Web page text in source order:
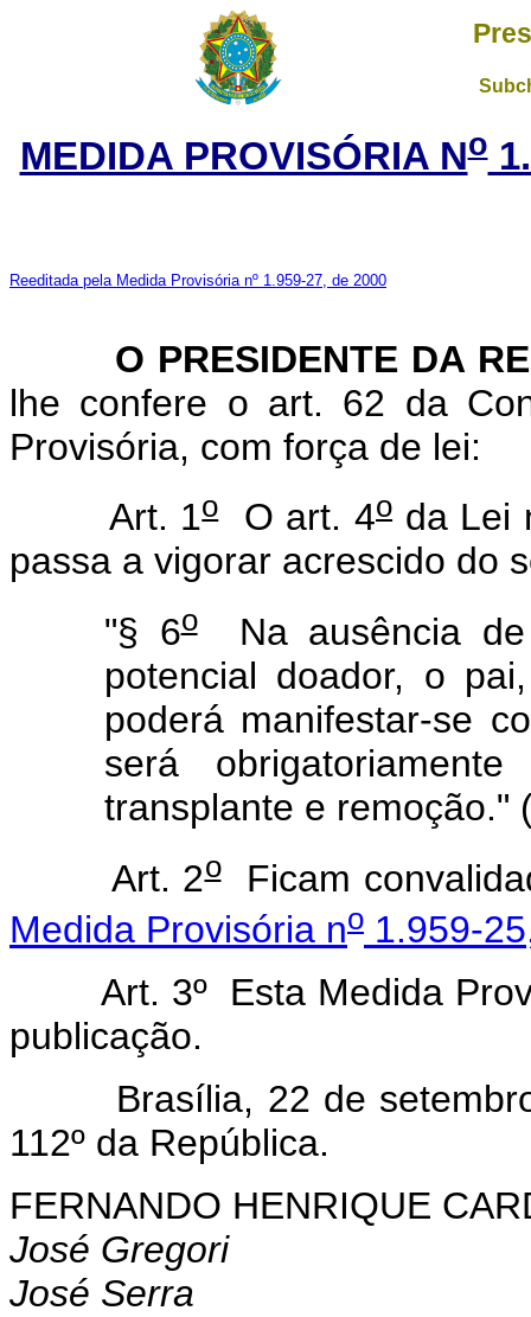
MEDIDA PROVISÓRIA No
Reeditada pela Medida Provisória nº 1.959-27, de 2000
O PRESIDENTE DA
lhe confere o art. 62 da
Provisória, com força de lei:
Art. 1oO art. 4o da Lei
passa a vigorar acrescido do
"§ 6oNa ausência de
potencial doador, o
poderá manifestar-se
será
transplante e remoção."
Art. 2oFicam
Medida Provisória no 1.959-
Art. 3º Esta Medida
publicação.
Brasília, 22 de setembro
112º da República.
FERNANDO HENRIQUE
José Gregori
José Serra